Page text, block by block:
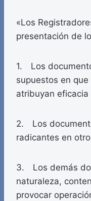
«Los
presentación de
1. Los
supuestos en
atribuyan eficacia
2. Los
radicantes en
3. Los demás
naturaleza,
provocar